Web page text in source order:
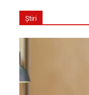
Știri